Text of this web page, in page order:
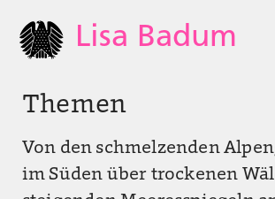
Lisa Badum
Themen
Von den schmelzenden
im Süden über trockenen